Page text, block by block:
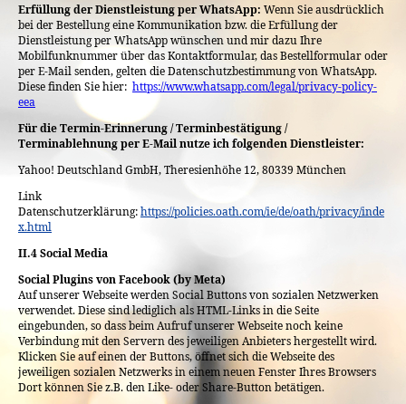
Erfüllung der Dienstleistung per WhatsApp: Wenn Sie ausdrücklich
bei der Bestellung eine Kommunikation bzw. die Erfüllung der
Dienstleistung per WhatsApp wünschen und mir dazu Ihre
Mobilfunknummer über das Kontaktformular, das Bestellformular oder
per E-Mail senden, gelten die Datenschutzbestimmung von WhatsApp.
Diese finden Sie hier: https://www.whatsapp.com/legal/privacy-policy-
eea
Für die Termin-Erinnerung / Terminbestätigung /
Terminablehnung per E-Mail nutze ich folgenden Dienstleister:
Yahoo! Deutschland GmbH, Theresienhöhe 12, 80339 München
Link
Datenschutzerklärung:https://policies.oath.com/ie/de/oath/privacy/inde
x.html
II.4 Social Media
Social Plugins von Facebook (by Meta)
Auf unserer Webseite werden Social Buttons von sozialen Netzwerken
verwendet. Diese sind lediglich als HTML-Links in die Seite
eingebunden, so dass beim Aufruf unserer Webseite noch keine
Verbindung mit den Servern des jeweiligen Anbieters hergestellt wird.
Klicken Sie auf einen der Buttons, öffnet sich die Webseite des
jeweiligen sozialen Netzwerks in einem neuen Fenster Ihres Browsers
Dort können Sie z.B. den Like- oder Share-Button betätigen.